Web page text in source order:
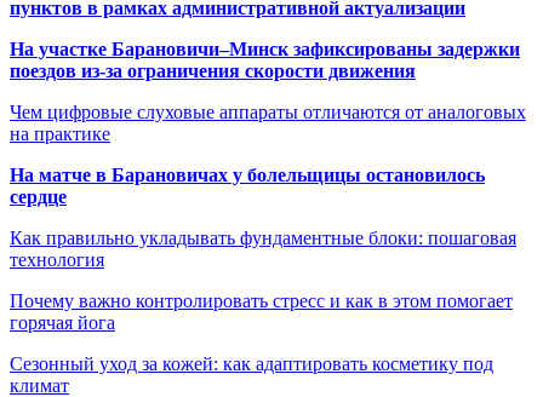
пунктов в рамках административной актуализации
На участке Барановичи–Минск зафиксированы задержки
поездов из-за ограничения скорости движения
Чем цифровые слуховые аппараты отличаются от аналоговых
на практике
На матче в Барановичах у болельщицы остановилось
сердце
Как правильно укладывать фундаментные блоки: пошаговая
технология
Почему важно контролировать стресс и как в этом помогает
горячая йога
Сезонный уход за кожей: как адаптировать косметику под
климат